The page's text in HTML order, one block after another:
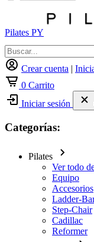
Pilates PY
Crear cuenta |
0 Carrito
Iniciar sesión
Categorías:
Pilates
Ver todo
Equipo
Accesorios
Ladder-
Step-Chair
Cadillac
Reformer